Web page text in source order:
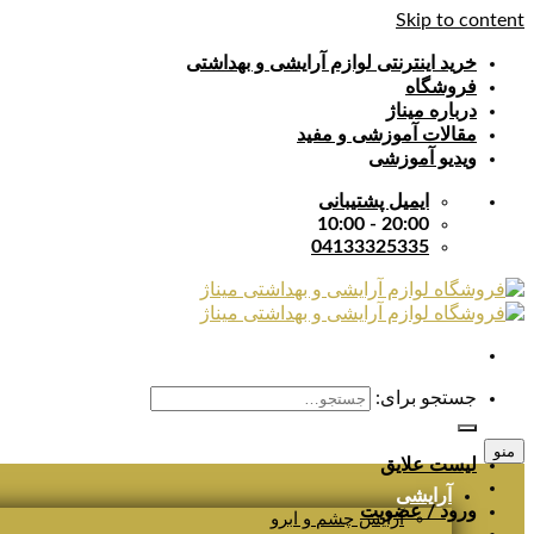
Skip to content
خرید اینترنتی لوازم آرایشی و بهداشتی
فروشگاه
درباره میناژ
مقالات آموزشی و مفید
ویدیو آموزشی
ایمیل پشتیبانی
20:00 - 10:00
04133325335
جستجو برای:
لیست علایق
ورود / عضویت
منو
آرایشی
آرایش چشم و ابرو